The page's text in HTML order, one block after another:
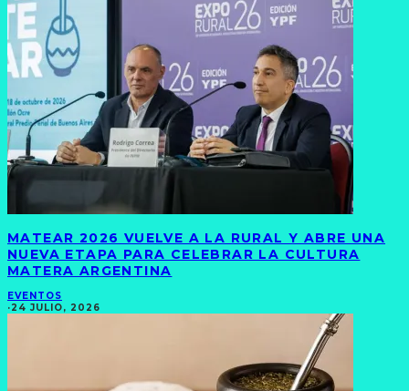
MATEAR 2026 VUELVE A LA RURAL Y ABRE UNA
NUEVA ETAPA PARA CELEBRAR LA CULTURA
MATERA ARGENTINA
EVENTOS
·24 JULIO, 2026